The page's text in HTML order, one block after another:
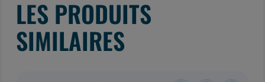
LES PRODUITS
SIMILAIRES